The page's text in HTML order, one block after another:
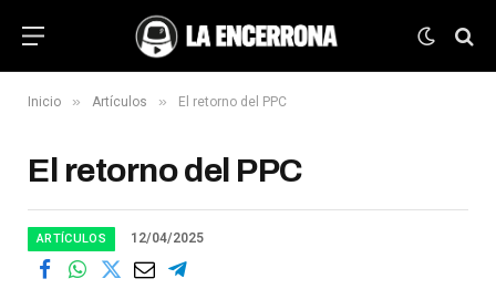
Inicio » Artículos » El retorno del PPC
El retorno del PPC
ARTÍCULOS 12/04/2025